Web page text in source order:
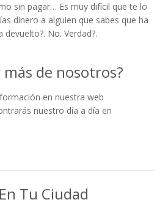
sin pagar… Es muy difícil que te lo
dinero a alguien que sabes que ha
No. Verdad?.
de nosotros?
en nuestra web
nuestro día a día en
Tu Ciudad